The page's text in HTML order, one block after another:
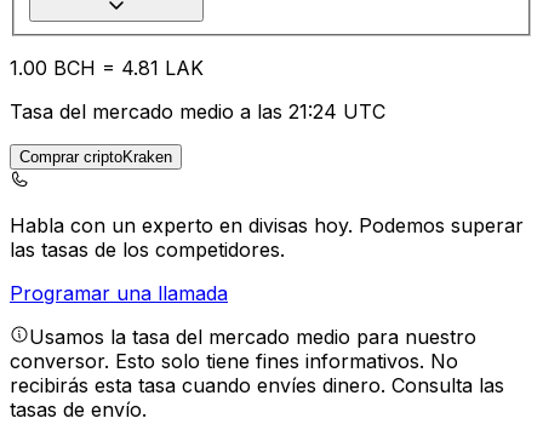
1.00 BCH = 4.81 LAK
Tasa del mercado medio a las 21:24 UTC
Comprar criptoKraken
Habla con un experto en divisas hoy. Podemos superar
las tasas de los competidores.
Programar una llamada
Usamos la tasa del mercado medio para nuestro
conversor. Esto solo tiene fines informativos. No
recibirás esta tasa cuando envíes dinero. Consulta las
tasas de envío.